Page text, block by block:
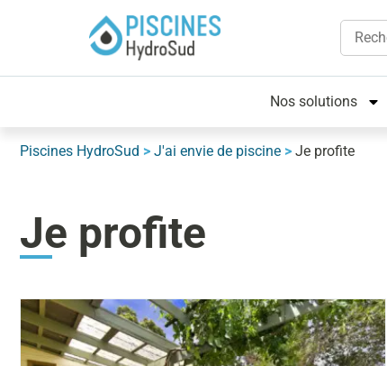
Nos solutions
Piscines HydroSud > J'ai envie de piscine > Je profite
Je profite